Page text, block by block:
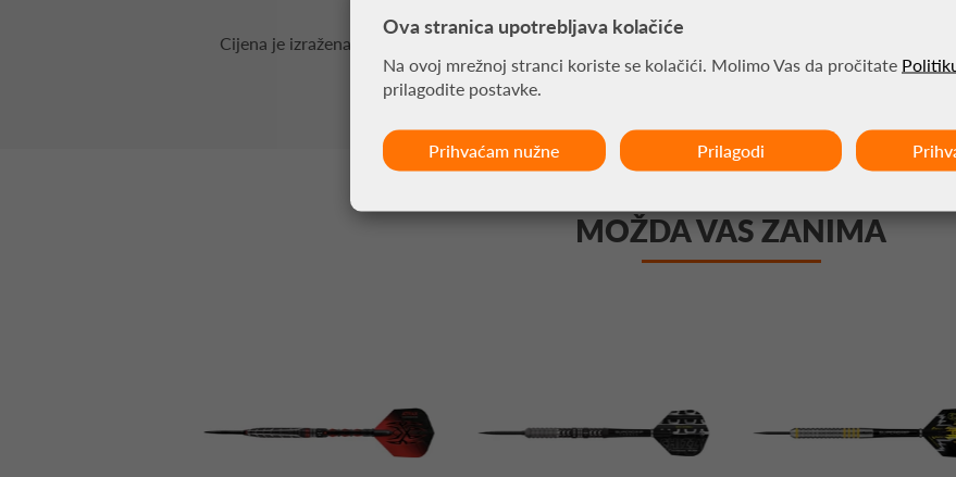
Cijena je izražena za pakiranje od 3 strelice.
MOŽDA VAS ZANIMA
Ova stranica upotrebljava kolačiće
Na ovoj mrežnoj stranci koriste se kolačići. Molimo Vas da pročitate
prilagodite postavke.
Prihvaćam nužne Prilagodi